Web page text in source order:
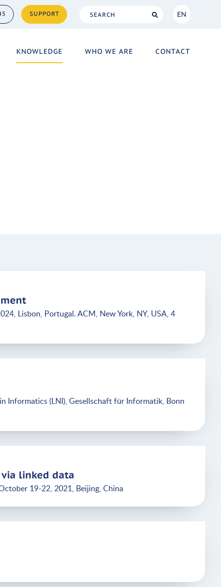
SUPPORT EN
EN
KNOWLEDGE WHO WE ARE CONTACT
Lisbon, Portugal. ACM, New York, NY, USA, 4
Informatics (LNI), Gesellschaft für Informatik, Bonn
linked data
19-22, 2021, Beijing, China